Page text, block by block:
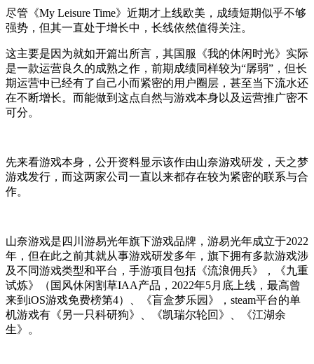
尽管《My Leisure Time》近期才上线欧美，成绩短期似乎不够
强势，但其一直处于增长中，长线依然值得关注。
这主要是因为就如开篇出所言，其国服《我的休闲时光》实际
是一款运营良久的成熟之作，前期成绩同样较为“孱弱”，但长
期运营中已经有了自己小而紧密的用户圈层，甚至当下流水还
在不断增长。而能做到这点自然与游戏本身以及运营推广密不
可分。
先来看游戏本身，公开资料显示该作由山奈游戏研发，天之梦
游戏发行，而这两家公司一直以来都存在较为紧密的联系与合
作。
山奈游戏是四川游易光年旗下游戏品牌，游易光年成立于2022
年，但在此之前其就从事游戏研发多年，旗下拥有多款游戏涉
及不同游戏类型和平台，手游项目包括《流浪佣兵》，《九重
试炼》（国风休闲割草IAA产品，2022年5月底上线，最高曾
来到iOS游戏免费榜第4）、《盲盒梦乐园》，steam平台的单
机游戏有《另一只科研狗》、《凯瑞尔轮回》、《江湖余
生》。